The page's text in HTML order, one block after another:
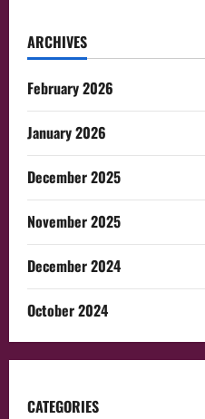
ARCHIVES
February 2026
January 2026
December 2025
November 2025
December 2024
October 2024
CATEGORIES